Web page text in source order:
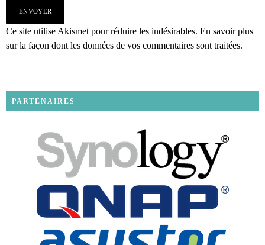
Ce site utilise Akismet pour réduire les indésirables. En savoir plus
sur la façon dont les données de vos commentaires sont traitées.
PARTENAIRES